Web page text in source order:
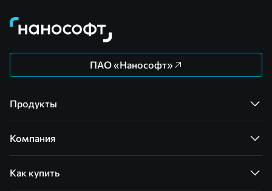
ПАО «Нанософт»
Продукты
Компания
Как купить